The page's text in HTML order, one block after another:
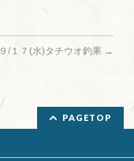
９/１７(水)タチウオ釣果 →
PAGETOP